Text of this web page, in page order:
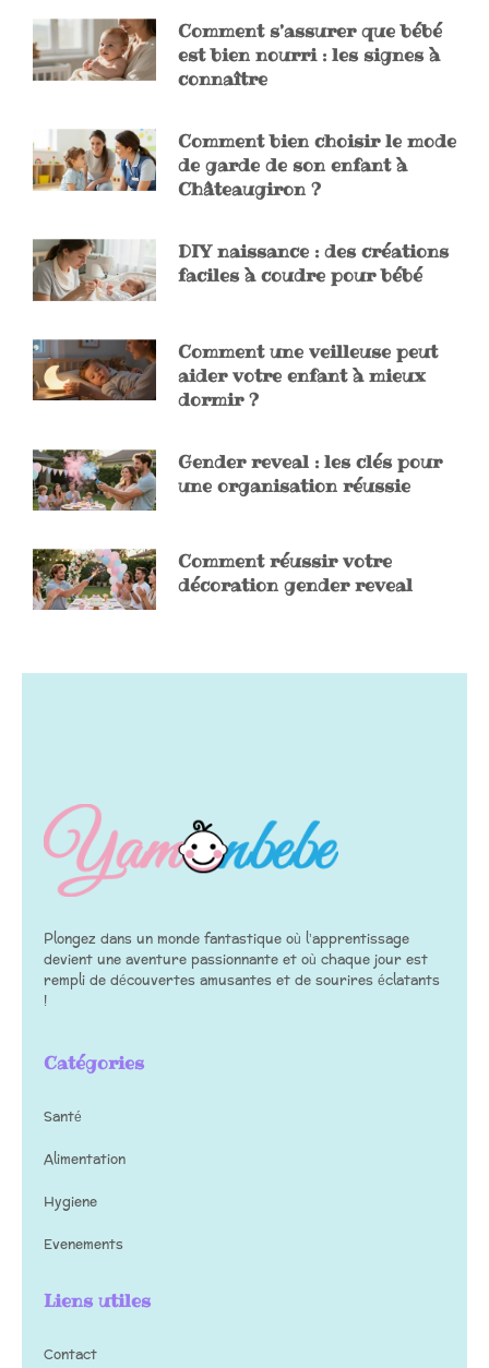
Comment s’assurer que bébé
est bien nourri : les signes à
connaître
Comment bien choisir le mode
de garde de son enfant à
Châteaugiron ?
DIY naissance : des créations
faciles à coudre pour bébé
Comment une veilleuse peut
aider votre enfant à mieux
dormir ?
Gender reveal : les clés pour
une organisation réussie
Comment réussir votre
décoration gender reveal
Plongez dans un monde fantastique où l’apprentissage
devient une aventure passionnante et où chaque jour est
rempli de découvertes amusantes et de sourires éclatants
!
Catégories
Santé
Alimentation
Hygiene
Evenements
Liens utiles
Contact